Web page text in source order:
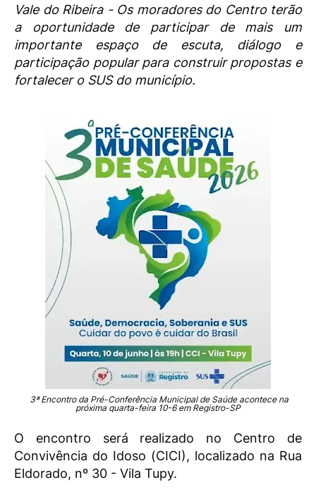
Vale do Ribeira - Os moradores do Centro terão
a oportunidade de participar de mais um
importante espaço de escuta, diálogo e
participação popular para construir propostas e
fortalecer o SUS do município.
3ª Encontro da Pré-Conferência Municipal de Saúde acontece na
próxima quarta-feira 10-6 em Registro-SP
O encontro será realizado no Centro de
Convivência do Idoso (CICI), localizado na Rua
Eldorado, nº 30 - Vila Tupy.